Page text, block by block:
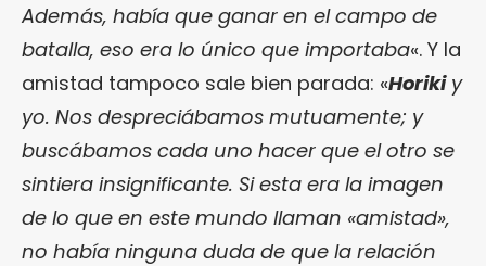
Además, había que ganar en el campo de
batalla, eso era lo único que importaba«. Y la
amistad tampoco sale bien parada: «Horikiy
yo. Nos despreciábamos mutuamente; y
buscábamos cada uno hacer que el otro se
sintiera insignificante. Si esta era la imagen
de lo que en este mundo llaman «amistad»,
no había ninguna duda de que la relación